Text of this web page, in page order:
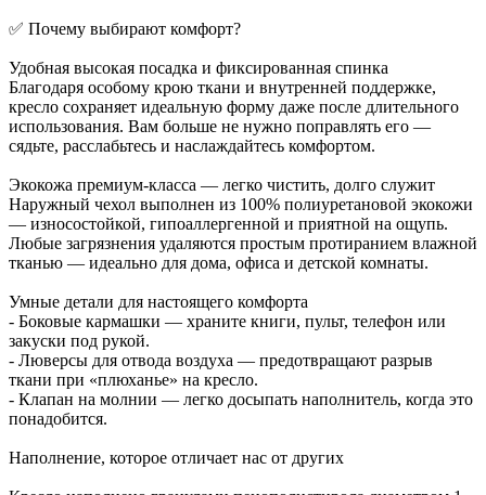
✅ Почему выбирают комфорт?
Удобная высокая посадка и фиксированная спинка
Благодаря особому крою ткани и внутренней поддержке,
кресло сохраняет идеальную форму даже после длительного
использования. Вам больше не нужно поправлять его —
сядьте, расслабьтесь и наслаждайтесь комфортом.
Экокожа премиум-класса — легко чистить, долго служит
Наружный чехол выполнен из 100% полиуретановой экокожи
— износостойкой, гипоаллергенной и приятной на ощупь.
Любые загрязнения удаляются простым протиранием влажной
тканью — идеально для дома, офиса и детской комнаты.
Умные детали для настоящего комфорта
- Боковые кармашки — храните книги, пульт, телефон или
закуски под рукой.
- Люверсы для отвода воздуха — предотвращают разрыв
ткани при «плюханье» на кресло.
- Клапан на молнии — легко досыпать наполнитель, когда это
понадобится.
Наполнение, которое отличает нас от других